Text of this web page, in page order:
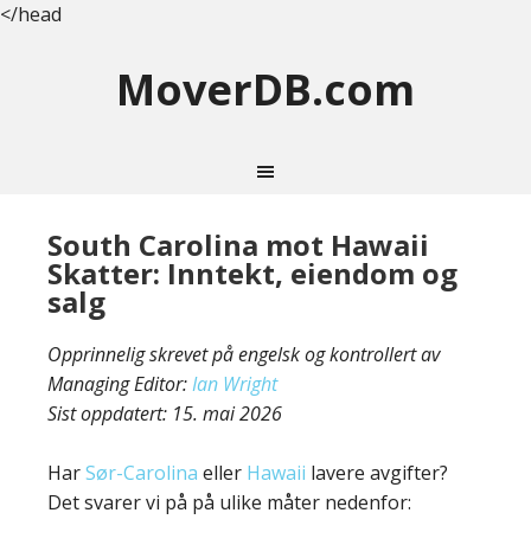
</head
MoverDB.com
South Carolina mot Hawaii
Skatter: Inntekt, eiendom og
salg
Opprinnelig skrevet på engelsk og kontrollert av
Managing Editor:Ian Wright
Sist oppdatert: 15. mai 2026
HarSør-Carolina eller Hawaii lavere avgifter?
Det svarer vi på på ulike måter nedenfor: